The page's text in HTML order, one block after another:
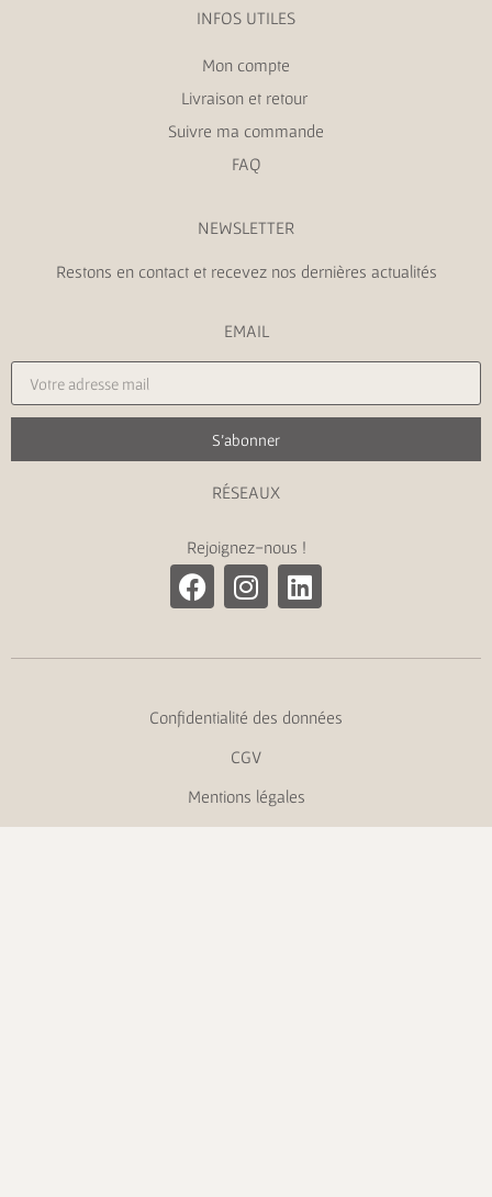
INFOS UTILES
Mon compte
Livraison et retour
Suivre ma commande
FAQ
NEWSLETTER
Restons en contact et recevez nos dernières actualités
EMAIL
S'abonner
RÉSEAUX
Rejoignez-nous !
Confidentialité des données
CGV
Mentions légales